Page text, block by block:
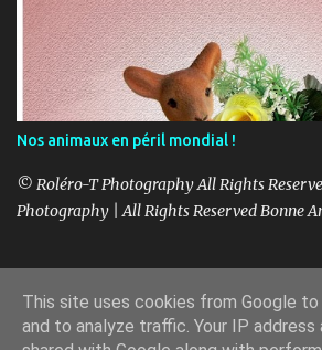
Nos animaux en péril mondial !
© Roléro-T Photography All Rights
Photography | All Rights Reserved Bonne
Fourni par
This site uses cookies from Google
and to analyze traffic. Your IP address